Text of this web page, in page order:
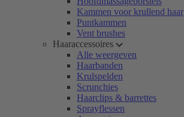
Kammen voor krullend haar
Puntkammen
Vent brushes
Haaraccessoires
Alle weergeven
Haarbanden
Krulspelden
Scrunchies
Haarclips & barrettes
Sprayflessen